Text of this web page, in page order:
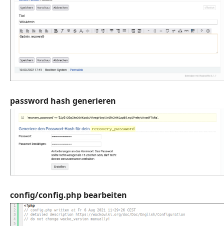
password hash generieren
config/config.php bearbeiten